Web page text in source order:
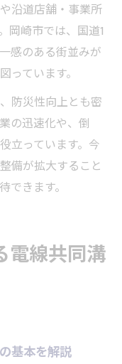
沿道店舗・事業所
岡崎市では、国道1
感のある街並みが
ています。
防災性向上とも密
の迅速化や、倒
立っています。今
備が拡大すること
きます。
電線共同溝
基本を解説